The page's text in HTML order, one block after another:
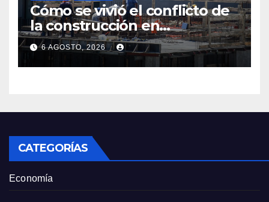
Cómo se vivió el conflicto de
la construcción en
Maldonado, un
departamento donde el
sector tiene sus
6 AGOSTO, 2026
CATEGORÍAS
Economía